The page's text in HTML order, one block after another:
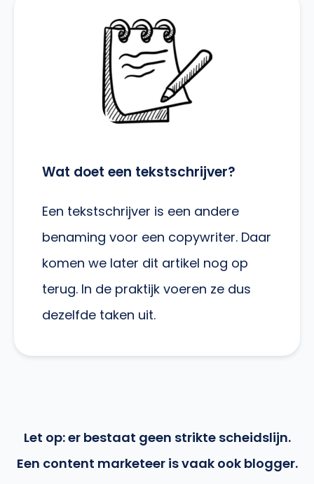
Wat doet een tekstschrijver?
Een tekstschrijver is een andere
benaming voor een copywriter. Daar
komen we later dit artikel nog op
terug. In de praktijk voeren ze dus
dezelfde taken uit.
Let op: er bestaat geen strikte scheidslijn.
Een content marketeer is vaak ook blogger.